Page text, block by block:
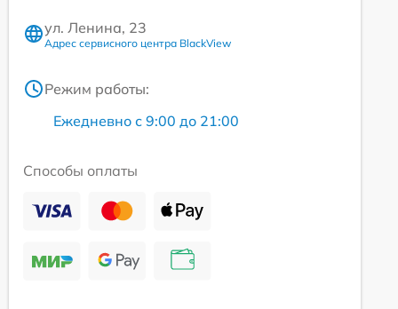
ул. Ленина, 23
Адрес сервисного центра BlackView
Режим работы:
Ежедневно с 9:00 до 21:00
Способы оплаты